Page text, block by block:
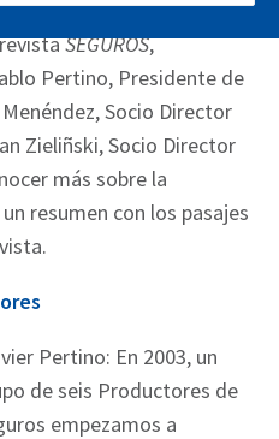
SEGUROS,
Pertino, Presidente de
Socio Director
Zieliñski, Socio Director
más sobre la
resumen con los pasajes
Pertino: En 2003, un
de seis Productores de
empezamos a